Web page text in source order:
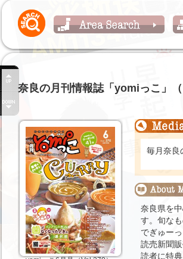
奈良の月刊情報誌「yomiっこ」（
毎月奈良
奈良県を
す。旬な
でぎゅー
読売新聞
読者に特